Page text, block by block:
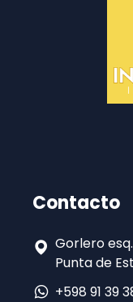
Contacto
Gorlero
Punta de
+598 91 39